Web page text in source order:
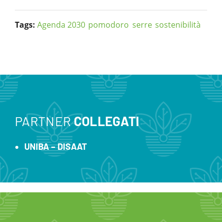
Tags: Agenda 2030 pomodoro serre sostenibilità
PARTNERCOLLEGATI
UNIBA – DISAAT